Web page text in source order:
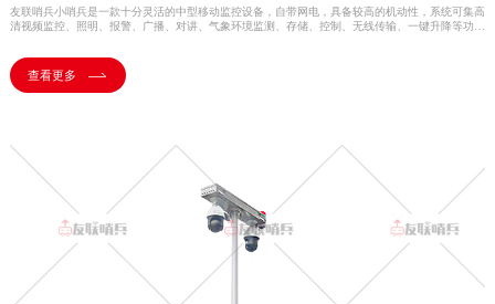
友联哨兵小哨兵是一款十分灵活的中型移动监控设备，自带网电，具备较高的机动性，系统可集高
清视频监控、照明、报警、广播、对讲、气象环境监测、存储、控制、无线传输、一键升降等功能
查看更多